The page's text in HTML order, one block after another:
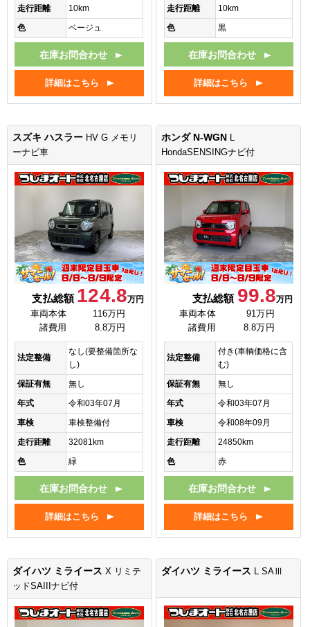
走行距離
10km
色
ベージュ
在庫お問合わせ
詳細はこちら
走行距離
10km
色
黒
在庫お問合わせ
詳細はこちら
スズキ ハスラー HV G メモリ
ーナビ車
支払総額 124.8万円
車両本体
116万円
諸費用
8.8万円
法定整備
なし(要整備箇所な
し)
保証有無
無し
年式
令和03年07月
車検
車検整備付
走行距離
32081km
色
緑
在庫お問合わせ
詳細はこちら
ホンダ N-WGN L
HondaSENSINGナビ付
支払総額 99.8万円
車両本体
91万円
諸費用
8.8万円
法定整備
付き(車輌価格に含
む)
保証有無
無し
年式
令和03年07月
車検
令和08年09月
走行距離
24850km
色
赤
在庫お問合わせ
詳細はこちら
ダイハツ ミライース X リミテ
ッドSAIIIナビ付
ダイハツ ミライース L SAⅢ